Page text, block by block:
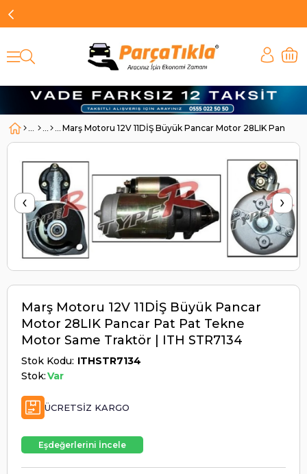
Marş Motoru 12V 11DİŞ Büyük Pancar Motor 28LIK Pancar
‹ ›
Marş Motoru 12V 11DİŞ Büyük Pancar
Motor 28LIK Pancar Pat Pat Tekne
Motor Same Traktör | ITH STR7134
Stok Kodu ITHSTR7134
Stok:Var
ÜCRETSIZ KARGO
Eşdeğerlerini İncele